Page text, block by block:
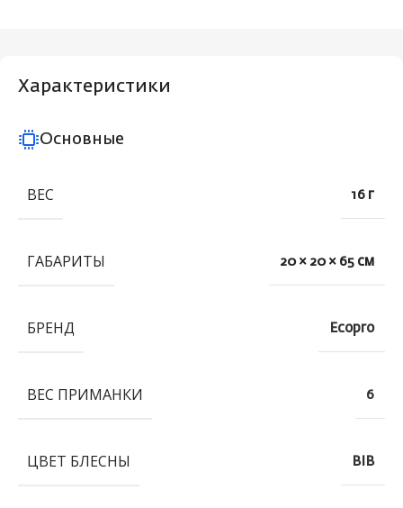
Характеристики
Основные
ВЕС 16 г
ГАБАРИТЫ 20 × 20 × 65 см
БРЕНД Ecopro
ВЕС ПРИМАНКИ 6
ЦВЕТ БЛЕСНЫ BIB